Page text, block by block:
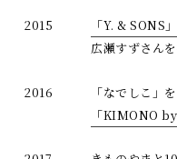
2015 「Y. & SONS」
広瀬すずさん
2016
「なでしこ」
「KIMONO